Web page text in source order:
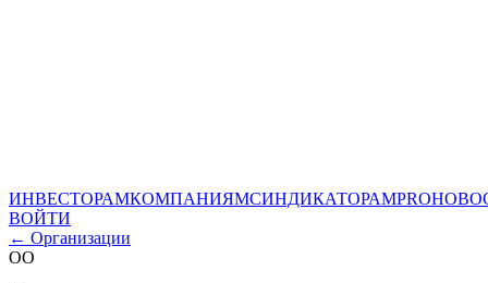
ИНВЕСТОРАМКОМПАНИЯМСИНДИКАТОРАМPRO
ВОЙТИ
← Организации
ОО